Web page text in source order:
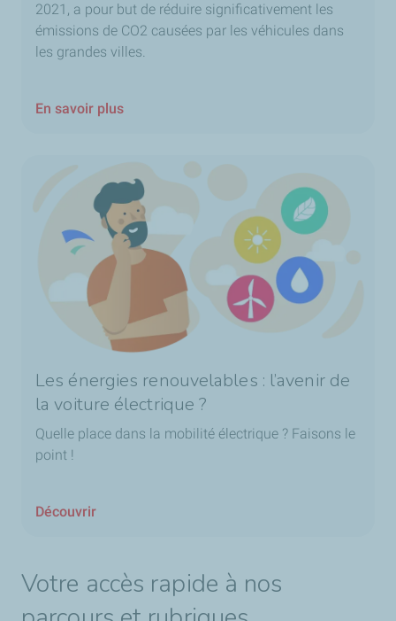
2021, a pour but de réduire significativement les
émissions de CO2 causées par les véhicules dans
les grandes villes.
En savoir plus
Les énergies renouvelables : l’avenir de
la voiture électrique ?
Quelle place dans la mobilité électrique ? Faisons le
point !
Découvrir
Votre accès rapide à nos